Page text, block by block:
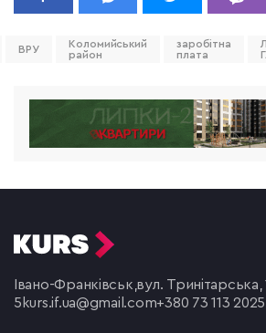
ВРУ
Коломийський
район
заробітна
плата
Івано-Франківськ,вул. Тринітарська,
5 kurs.if.ua@gmail.com+380 73 113 2025